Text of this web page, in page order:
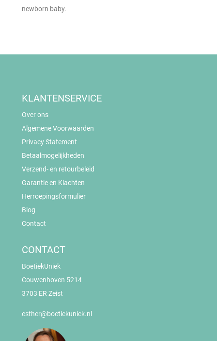
newborn baby.
KLANTENSERVICE
Over ons
Algemene Voorwaarden
Privacy Statement
Betaalmogelijkheden
Verzend- en retourbeleid
Garantie en Klachten
Herroepingsformulier
Blog
Contact
CONTACT
BoetiekUniek
Couwenhoven 5214
3703 ER Zeist
esther@boetiekuniek.nl